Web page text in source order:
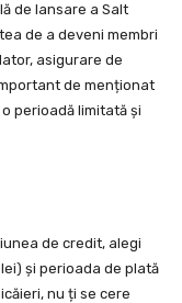
de lansare a Salt
de a deveni membri
asigurare de
de menționat
perioadă limitată și
de credit, alegi
și perioada de plată
nu ți se cere